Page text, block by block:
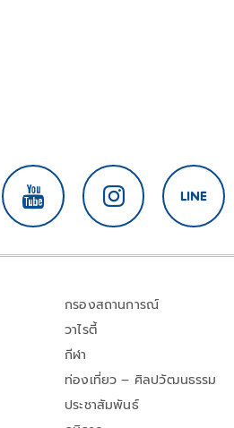
กรองสถานการณ์
วาไรตี้
กีฬา
ท่องเที่ยว – ศิลปวัฒนธรรม
ประชาสัมพันธ์